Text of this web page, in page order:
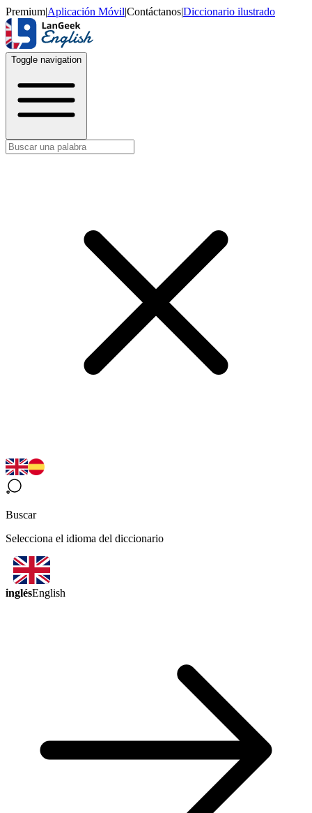
Premium|Aplicación Móvil|Contáctanos|Diccionario ilustrado
Toggle navigation
Buscar
Selecciona el idioma del diccionario
inglésEnglish